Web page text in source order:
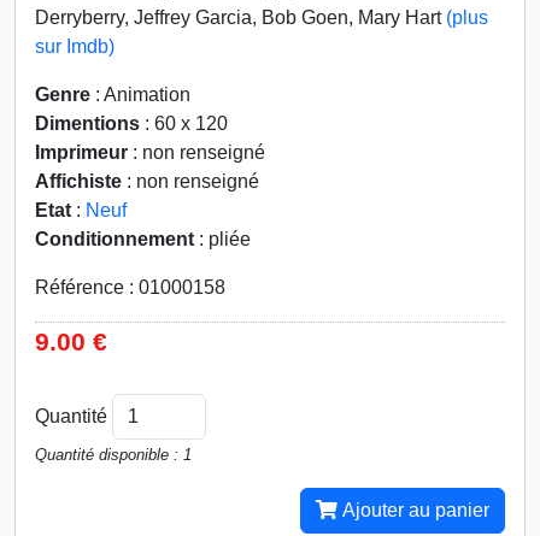
Derryberry, Jeffrey Garcia, Bob Goen, Mary Hart (plus
sur Imdb)
Genre : Animation
Dimentions : 60 x 120
Imprimeur : non renseigné
Affichiste : non renseigné
Etat: Neuf
Conditionnement: pliée
Référence : 01000158
9.00 €
Quantité
Quantité disponible : 1
Ajouter au panier